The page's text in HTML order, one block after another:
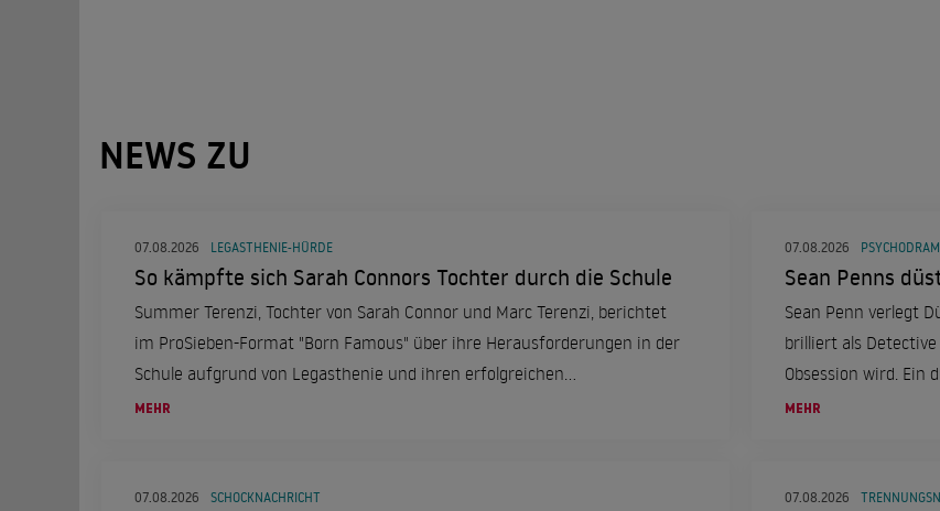
NEWS ZU
07.08.2026 LEGASTHENIE-HÜRDE
So kämpfte sich Sarah Connors Tochter durch die Schule
Summer Terenzi, Tochter von Sarah Connor und Marc Terenzi, berichtet
im ProSieben-Format "Born Famous" über ihre Herausforderungen in der
Schule aufgrund von Legasthenie und ihren erfolgreichen
Schulabschluss.
MEHR
07.08.2026
Sean Penns
Sean Penn verlegt
brilliert als
Obsession wird. Ein
des Ermittlers
MEHR
07.08.2026 SCHOCKNACHRICHT 07.08.2026